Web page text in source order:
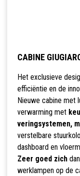
CABINE
Het exclusieve
efficiëntie en de
Nieuwe cabine met
verwarming met
veringsystemen,
verstelbare
dashboard en
Zeer goed zich
werklampen op de